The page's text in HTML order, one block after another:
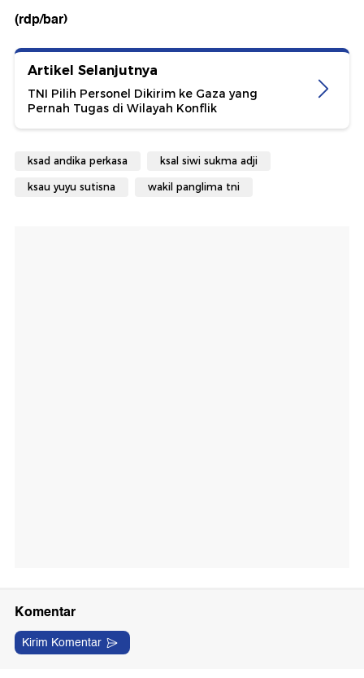
(rdp/bar)
Artikel Selanjutnya
TNI Pilih Personel Dikirim ke Gaza yang
Pernah Tugas di Wilayah Konflik
ksad andika perkasa ksal siwi sukma adji
ksau yuyu sutisna wakil panglima tni